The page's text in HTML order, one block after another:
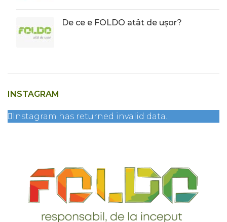
De ce e FOLDO atât de ușor?
INSTAGRAM
Instagram has returned invalid data.